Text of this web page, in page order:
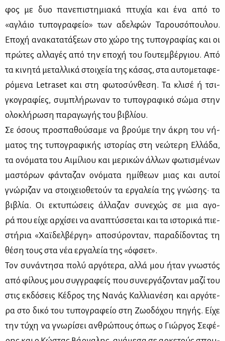
φος με δυο πα­νε­πι­στη­μια­κά πτυ­χία και ένα από το
«αγλάιο τυ­πο­γρα­φείο» των αδελ­φών Τα­ρου­σό­που­λου.
Επο­χή ανα­κα­τα­τά­ξε­ων στο χώ­ρο της τυ­πο­γρα­φί­ας και οι
πρώ­τες αλ­λα­γές από την επο­χή του Γου­τεμ­βέρ­γιου. Από
τα κι­νη­τά με­ταλ­λι­κά στοι­χεία της κά­σας, στα αυ­το­με­τα­φε­
ρό­με­να Letraset και στη φω­το­σύν­θε­ση. Τα κλι­σέ ή τσι­
γκο­γρα­φί­ες, συ­μπλή­ρω­ναν το τυ­πο­γρα­φι­κό σώ­μα στην
ολο­κλή­ρω­ση πα­ρα­γω­γής του βι­βλί­ου.
Σε όσους προ­σπα­θού­σα­με να βρού­με την άκρη του νή­
μα­τος της τυ­πο­γρα­φι­κής ιστο­ρί­ας στη νε­ώ­τε­ρη Ελ­λά­δα,
τα ονό­μα­τα του Αι­μί­λιου και με­ρι­κών άλ­λων φω­τι­σμέ­νων
μα­στό­ρων φά­ντα­ζαν ονό­μα­τα ημί­θε­ων μιας και αυ­τοί
γνώ­ρι­ζαν να στοι­χειο­θε­τούν τα ερ­γα­λεία της γνώ­σης· τα
βι­βλία. Οι εκτυ­πώ­σεις άλ­λα­ζαν συ­νε­χώς σε μια αγο­
ρά που εί­χε αρ­χί­σει να ανα­πτύσ­σε­ται και τα ιστο­ρι­κά πιε­
στή­ρια «Χαϊ­δελ­βέρ­γη» απο­σύ­ρο­νταν, πα­ρα­δί­δο­ντας τη
θέ­ση τους στα νέα ερ­γα­λεία της «όφ­σετ».
Τον συ­νά­ντη­σα πο­λύ αρ­γό­τε­ρα, αλ­λά μου ήταν γνω­στός
από φί­λους μου συγ­γρα­φείς που συ­νερ­γά­ζο­νταν μα­ζί του
στις εκ­δό­σεις Κέ­δρος της Να­νάς Καλ­λια­νέ­ση και αρ­γό­τε­
ρα στο δι­κό του τυ­πο­γρα­φείο στη Ζω­ο­δό­χου πη­γής. Εί­χε
την τύ­χη να γνω­ρί­σει αν­θρώ­πους όπως ο Γιώρ­γος Σε­φέ­